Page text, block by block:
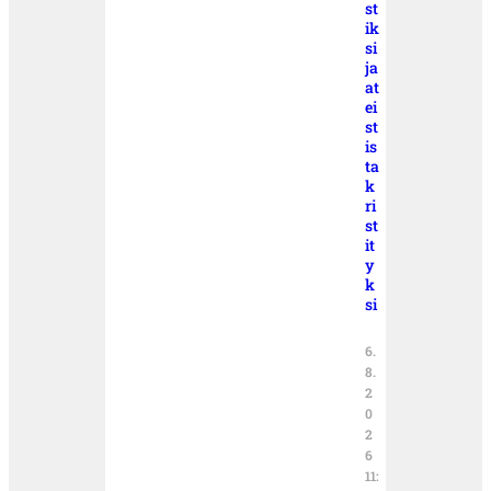
st
ik
si
ja
at
ei
st
is
ta
k
ri
st
it
y
k
si
6.
8.
2
0
2
6
11: